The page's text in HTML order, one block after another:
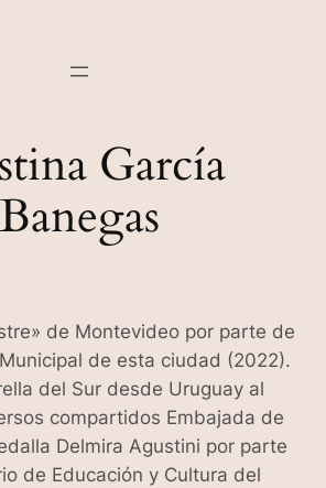
García
Banegas
de Montevideo por parte de
de esta ciudad (2022).
del Sur desde Uruguay al
compartidos Embajada de
Delmira Agustini por parte
de Educación y Cultura del